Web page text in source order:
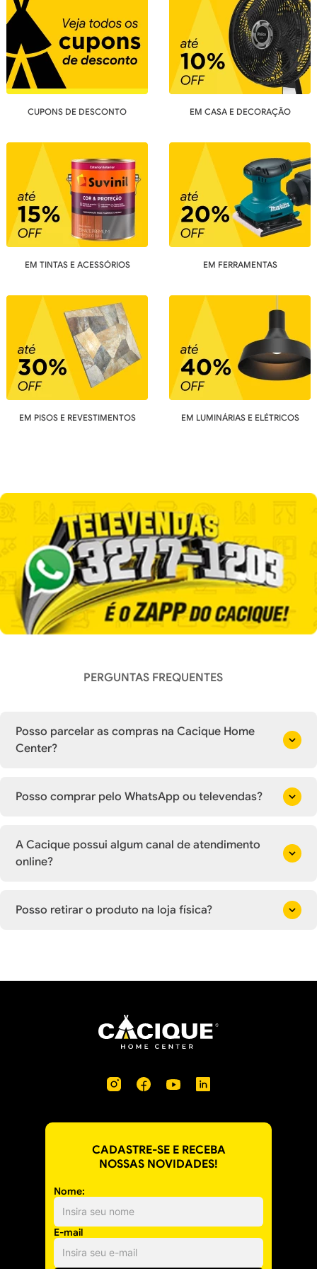
CUPONS DE DESCONTO EM CASA E DECORAÇÃO
EM TINTAS E ACESSÓRIOS EM FERRAMENTAS
EM PISOS E REVESTIMENTOS EM LUMINÁRIAS E ELÉTRICOS
PERGUNTAS FREQUENTES
Posso parcelar as compras na Cacique Home
Center?
Posso comprar pelo WhatsApp ou televendas?
A Cacique possui algum canal de atendimento
online?
Posso retirar o produto na loja física?
CADASTRE-SE E RECEBA
NOSSAS NOVIDADES!
Nome:
E-mail